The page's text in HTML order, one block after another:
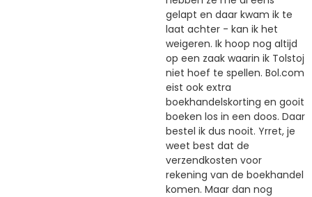
gelapt en daar kwam ik te
laat achter - kan ik het
weigeren. Ik hoop nog altijd
op een zaak waarin ik Tolstoj
niet hoef te spellen. Bol.com
eist ook extra
boekhandelskorting en gooit
boeken los in een doos. Daar
bestel ik dus nooit. Yrret, je
weet best dat de
verzendkosten voor
rekening van de boekhandel
komen. Maar dan nog